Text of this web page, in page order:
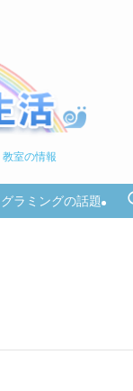
室の情報
ラミングの話題